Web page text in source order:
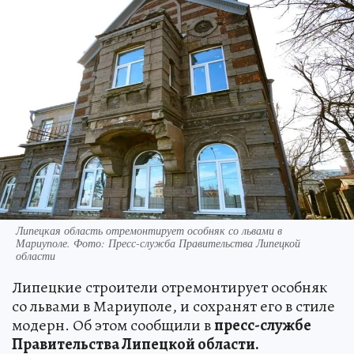
Липецкая область отремонтирует особняк со львами в
Мариуполе. Фото: Пресс-служба Правительства Липецкой
области
Липецкие строители отремонтирует особняк
со львами в Мариуполе, и сохранят его в стиле
модерн. Об этом сообщили впресс-службе
Правительства Липецкой области.